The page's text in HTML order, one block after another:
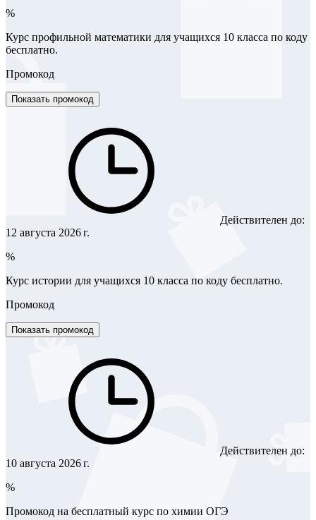
%
Курс профильной математики для учащихся 10 класса по коду
бесплатно.
Промокод
Показать промокод
Действителен до:
12 августа 2026 г.
%
Курс истории для учащихся 10 класса по коду бесплатно.
Промокод
Показать промокод
Действителен до:
10 августа 2026 г.
%
Промокод на бесплатный курс по химии ОГЭ